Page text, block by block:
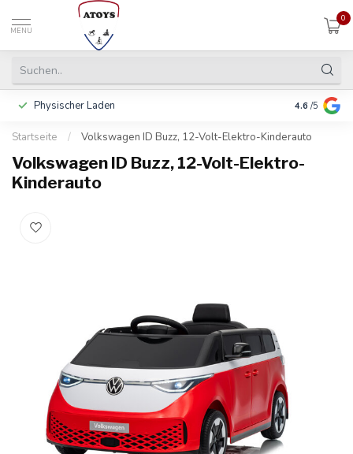
MENU
0
Physischer Laden In 3 Raten
4.6 /5
Startseite / Volkswagen ID Buzz, 12-Volt-Elektro-Kinderauto
Volkswagen ID Buzz, 12-Volt-Elektro-
Kinderauto